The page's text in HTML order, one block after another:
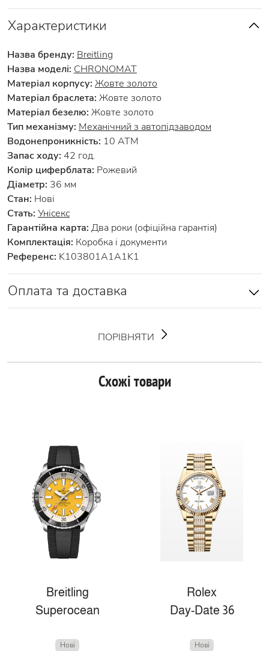
Характеристики
Назва бренду: Breitling
Назва моделі: CHRONOMAT
Матеріал корпусу: Жовте золото
Матеріал браслета: Жовте золото
Матеріал безелю: Жовте золото
Тип механізму: Механічний з автопідзаводом
Водонепроникність: 10 АТМ
Запас ходу: 42 год.
Колір циферблата: Рожевий
Діаметр: 36 мм
Стан: Нові
Стать: Унісекс
Гарантійна карта: Два роки (офіційна гарантія)
Комплектація: Коробка і документи
Референс: K103801A1A1K1
Оплата та доставка
ПОРІВНЯТИ
Схожі товари
Breitling
Superocean
Нові
Rolex
Day-Date 36
Нові